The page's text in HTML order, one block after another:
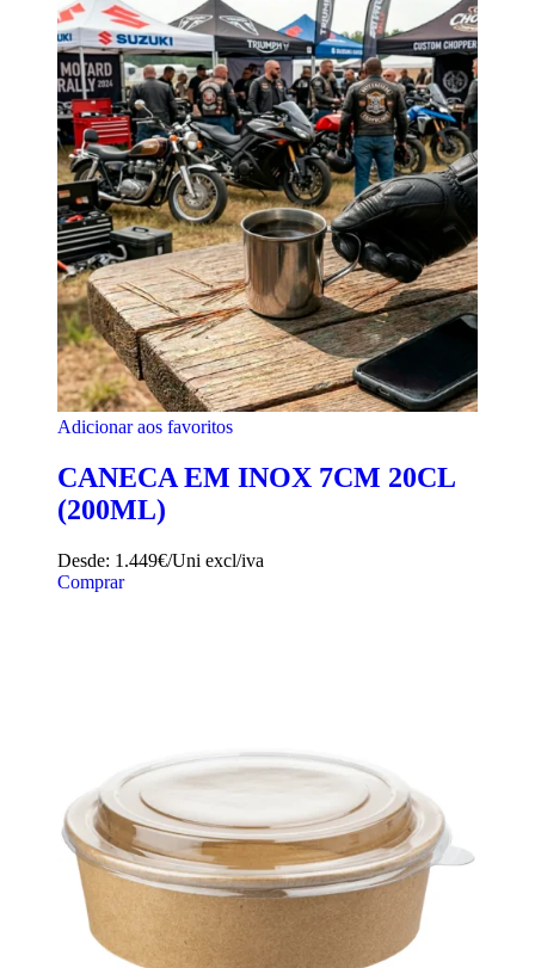
Adicionar aos favoritos
CANECA EM INOX 7CM 20CL
(200ML)
Desde: 1.449€/Uni excl/iva
Comprar